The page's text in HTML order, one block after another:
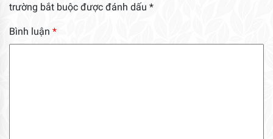
trường bắt buộc được đánh dấu *
Bình luận *